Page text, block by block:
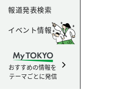
報道発表検索
イベント情報
おすすめの情報を
テーマごとに発信